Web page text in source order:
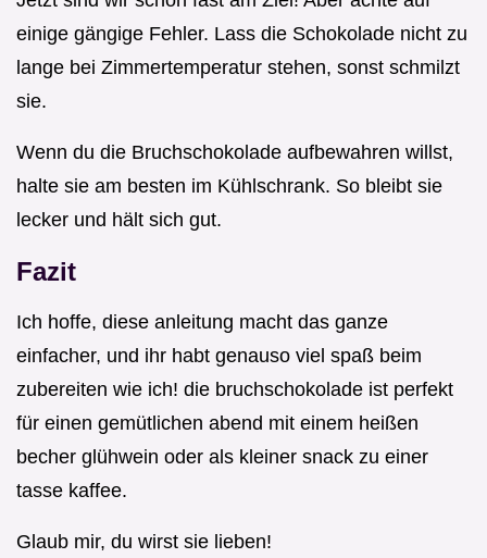
einige gängige Fehler. Lass die Schokolade nicht zu
lange bei Zimmertemperatur stehen, sonst schmilzt
sie.
Wenn du die Bruchschokolade aufbewahren willst,
halte sie am besten im Kühlschrank. So bleibt sie
lecker und hält sich gut.
Fazit
Ich hoffe, diese anleitung macht das ganze
einfacher, und ihr habt genauso viel spaß beim
zubereiten wie ich! die bruchschokolade ist perfekt
für einen gemütlichen abend mit einem heißen
becher glühwein oder als kleiner snack zu einer
tasse kaffee.
Glaub mir, du wirst sie lieben!